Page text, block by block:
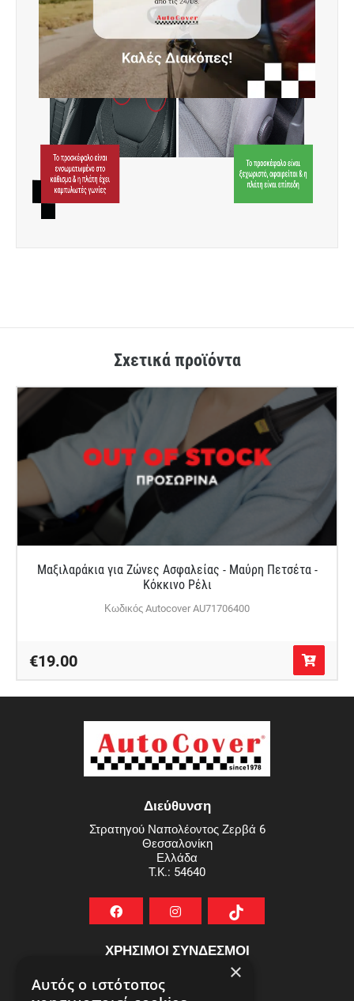
Σχετικά προϊόντα
Μαξιλαράκια για Ζώνες Ασφαλείας - Μαύρη Πετσέτα -
Κόκκινο Ρέλι
Κωδικός Autocover AU71706400
€19.00
Διεύθυνση
Στρατηγού Ναπολέοντος Ζερβά 6
Θεσσαλονίκη
Ελλάδα
T.K.: 54640
ΧΡΗΣΙΜΟΙ ΣΥΝΔΕΣΜΟΙ
ΣΥΧΝEΣ ΕΡΩΤHΣΕΙΣ
×
Αυτός ο ιστότοπος